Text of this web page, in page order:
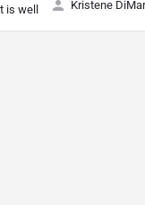
is well Kristene